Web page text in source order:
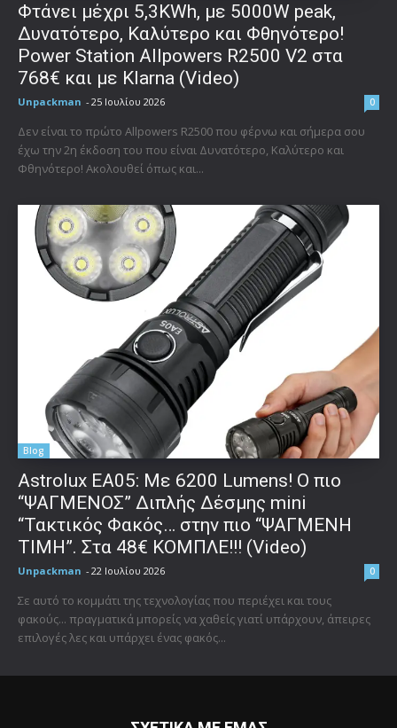
Φτάνει μέχρι 5,3KWh, με 5000W peak,
Δυνατότερο, Καλύτερο και Φθηνότερο!
Power Station Allpowers R2500 V2 στα
768€ και με Klarna (Video)
Unpackman - 25 Ιουλίου 2026 0
Δεν είναι το πρώτο Allpowers R2500 που φέρνω και σήμερα σου
έχω την 2η έκδοση του που είναι Δυνατότερο, Καλύτερο και
Φθηνότερο! Ακολουθεί όπως και...
Blog
Astrolux ΕΑ05: Με 6200 Lumens! Ο πιο
“ΨΑΓΜΕΝΟΣ” Διπλής Δέσμης mini
“Τακτικός Φακός… στην πιο “ΨΑΓΜΕΝΗ
ΤΙΜΗ”. Στα 48€ ΚΟΜΠΛΕ!!! (Video)
Unpackman - 22 Ιουλίου 2026 0
Σε αυτό το κομμάτι της τεχνολογίας που περιέχει και τους
φακούς... πραγματικά μπορείς να χαθείς γιατί υπάρχουν, άπειρες
επιλογές λες και υπάρχει ένας φακός...